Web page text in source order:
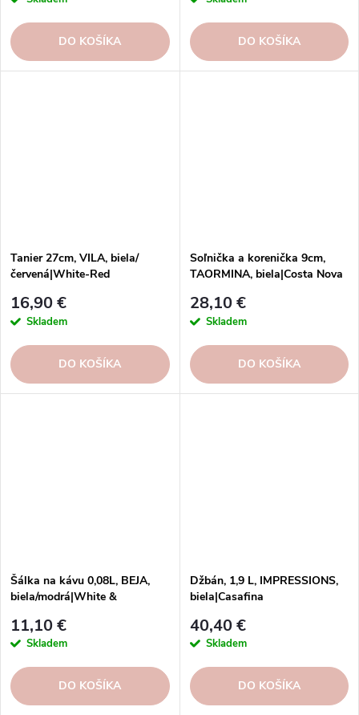
DO KOŠÍKA DO KOŠÍKA
Tanier 27cm, VILA, biela/
červená|White-Red
16,90 €
Skladem
DO KOŠÍKA
Soľnička a korenička 9cm,
TAORMINA, biela|Costa Nova
28,10 €
Skladem
DO KOŠÍKA
Šálka na kávu 0,08L, BEJA,
biela/modrá|White &
11,10 €
Skladem
DO KOŠÍKA
Džbán, 1,9 L, IMPRESSIONS,
biela|Casafina
40,40 €
Skladem
DO KOŠÍKA